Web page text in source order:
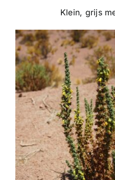
Klein, grijs